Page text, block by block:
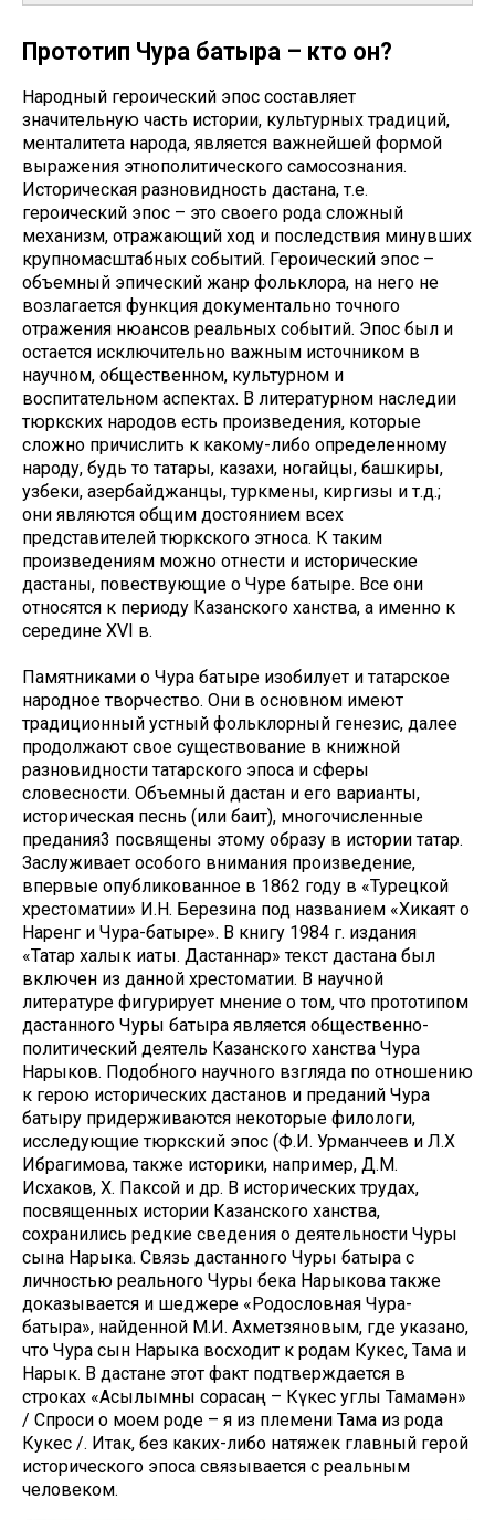
Прототип Чура батыра – кто он?
Народный героический эпос составляет
значительную часть истории, культурных традиций,
менталитета народа, является важнейшей формой
выражения этнополитического самосознания.
Историческая разновидность дастана, т.е.
героический эпос – это своего рода сложный
механизм, отражающий ход и последствия минувших
крупномасштабных событий. Героический эпос –
объемный эпический жанр фольклора, на него не
возлагается функция документально точного
отражения нюансов реальных событий. Эпос был и
остается исключительно важным источником в
научном, общественном, культурном и
воспитательном аспектах. В литературном наследии
тюркских народов есть произведения, которые
сложно причислить к какому-либо определенному
народу, будь то татары, казахи, ногайцы, башкиры,
узбеки, азербайджанцы, туркмены, киргизы и т.д.;
они являются общим достоянием всех
представителей тюркского этноса. К таким
произведениям можно отнести и исторические
дастаны, повествующие о Чуре батыре. Все они
относятся к периоду Казанского ханства, а именно к
середине XVI в.
Памятниками о Чура батыре изобилует и татарское
народное творчество. Они в основном имеют
традиционный устный фольклорный генезис, далее
продолжают свое существование в книжной
разновидности татарского эпоса и сферы
словесности. Объемный дастан и его варианты,
историческая песнь (или баит), многочисленные
предания3 посвящены этому образу в истории татар.
Заслуживает особого внимания произведение,
впервые опубликованное в 1862 году в «Турецкой
хрестоматии» И.Н. Березина под названием «Хикаят о
Наренг и Чура-батыре». В книгу 1984 г. издания
«Татар халык иҗаты. Дастаннар» текст дастана был
включен из данной хрестоматии. В научной
литературе фигурирует мнение о том, что прототипом
дастанного Чуры батыра является общественно-
политический деятель Казанского ханства Чура
Нарыков. Подобного научного взгляда по отношению
к герою исторических дастанов и преданий Чура
батыру придерживаются некоторые филологи,
исследующие тюркский эпос (Ф.И. Урманчеев и Л.Х
Ибрагимова, также историки, например, Д.М.
Исхаков, Х. Паксой и др. В исторических трудах,
посвященных истории Казанского ханства,
сохранились редкие сведения о деятельности Чуры
сына Нарыка. Связь дастанного Чуры батыра с
личностью реального Чуры бека Нарыкова также
доказывается и шеджере «Родословная Чура-
батыра», найденной М.И. Ахметзяновым, где указано,
что Чура сын Нарыка восходит к родам Кукес, Тама и
Нарык. В дастане этот факт подтверждается в
строках «Асылымны сорасаң – Күкес углы Тамамән»
/ Спроси о моем роде – я из племени Тама из рода
Кукес /. Итак, без каких-либо натяжек главный герой
исторического эпоса связывается с реальным
человеком.